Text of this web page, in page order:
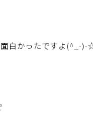
面白かったですよ(^_-